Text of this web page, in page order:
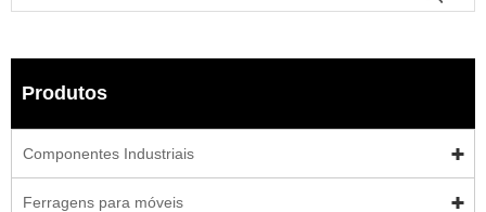
Produtos
Componentes Industriais
Ferragens para móveis